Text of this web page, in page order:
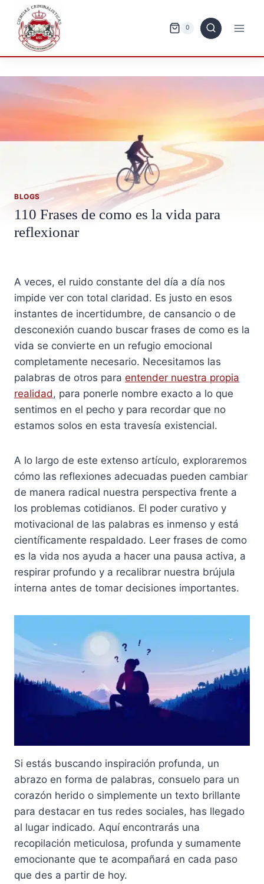
Saltar
contenido
0
BLOGS
110 Frases de como es la vida para
reflexionar
A veces, el ruido constante del día a día nos
impide ver con total claridad. Es justo en esos
instantes de incertidumbre, de cansancio o de
desconexión cuando buscar frases de como es la
vida se convierte en un refugio emocional
completamente necesario. Necesitamos las
palabras de otros para entender nuestra propia
realidad , para ponerle nombre exacto a lo que
sentimos en el pecho y para recordar que no
estamos solos en esta travesía existencial.
A lo largo de este extenso artículo, exploraremos
cómo las reflexiones adecuadas pueden cambiar
de manera radical nuestra perspectiva frente a
los problemas cotidianos. El poder curativo y
motivacional de las palabras es inmenso y está
científicamente respaldado. Leer frases de como
es la vida nos ayuda a hacer una pausa activa, a
respirar profundo y a recalibrar nuestra brújula
interna antes de tomar decisiones importantes.
Si estás buscando inspiración profunda, un
abrazo en forma de palabras, consuelo para un
corazón herido o simplemente un texto brillante
para destacar en tus redes sociales, has llegado
al lugar indicado. Aquí encontrarás una
recopilación meticulosa, profunda y sumamente
emocionante que te acompañará en cada paso
que des a partir de hoy.